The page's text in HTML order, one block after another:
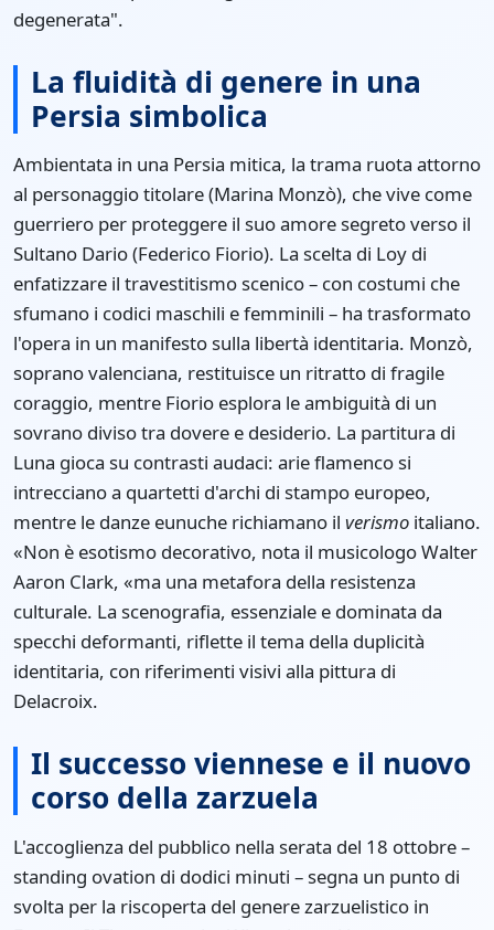
degenerata".
La fluidità di genere in una
Persia simbolica
Ambientata in una Persia mitica, la trama ruota attorno
al personaggio titolare (Marina Monzò), che vive come
guerriero per proteggere il suo amore segreto verso il
Sultano Dario (Federico Fiorio). La scelta di Loy di
enfatizzare il travestitismo scenico – con costumi che
sfumano i codici maschili e femminili – ha trasformato
l'opera in un manifesto sulla libertà identitaria. Monzò,
soprano valenciana, restituisce un ritratto di fragile
coraggio, mentre Fiorio esplora le ambiguità di un
sovrano diviso tra dovere e desiderio. La partitura di
Luna gioca su contrasti audaci: arie flamenco si
intrecciano a quartetti d'archi di stampo europeo,
mentre le danze eunuche richiamano il verismo italiano.
«Non è esotismo decorativo, nota il musicologo Walter
Aaron Clark, «ma una metafora della resistenza
culturale. La scenografia, essenziale e dominata da
specchi deformanti, riflette il tema della duplicità
identitaria, con riferimenti visivi alla pittura di
Delacroix.
Il successo viennese e il nuovo
corso della zarzuela
L'accoglienza del pubblico nella serata del 18 ottobre –
standing ovation di dodici minuti – segna un punto di
svolta per la riscoperta del genere zarzuelistico in